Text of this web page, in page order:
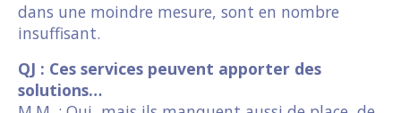
dans une moindre mesure, sont en nombre
insuffisant.
QJ : Ces services peuvent apporter des
solutions…